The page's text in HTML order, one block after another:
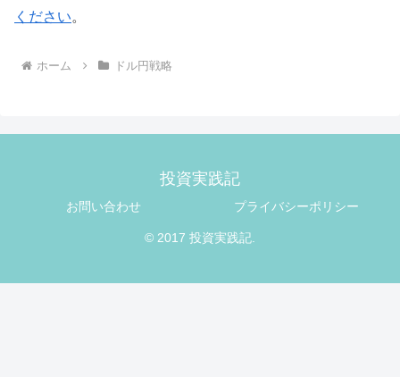
ください。
ホーム ドル円戦略
投資実践記
お問い合わせ プライバシーポリシー
© 2017 投資実践記.